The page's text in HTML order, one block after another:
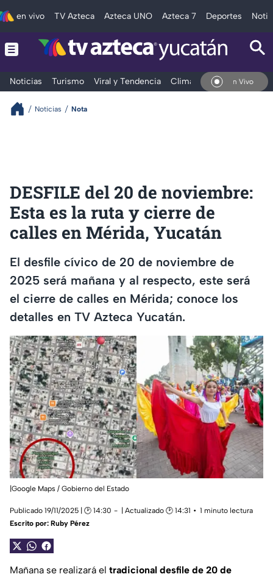
en vivo TV Azteca Azteca UNO Azteca 7 Deportes
Noticias Turismo Viral y Tendencia Clima Deportes
En Vivo
Noticias Nota
DESFILE del 20 de noviembre:
Esta es la ruta y cierre de
calles en Mérida, Yucatán
El desfile cívico de 20 de noviembre de
2025 será mañana y al respecto, este será
el cierre de calles en Mérida; conoce los
detalles en TV Azteca Yucatán.
|Google Maps / Gobierno del Estado
Publicado 19/11/2025 | 🕑 14:30 | Actualizado 🕑 14:31
1 minuto lectura
Escrito por: Ruby Pérez
Mañana se realizará el tradicional desfile de 20 de